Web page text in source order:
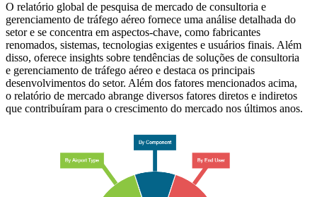
O relatório global de pesquisa de mercado de consultoria e
gerenciamento de tráfego aéreo fornece uma análise detalhada do
setor e se concentra em aspectos-chave, como fabricantes
renomados, sistemas, tecnologias exigentes e usuários finais. Além
disso, oferece insights sobre tendências de soluções de consultoria
e gerenciamento de tráfego aéreo e destaca os principais
desenvolvimentos do setor. Além dos fatores mencionados acima,
o relatório de mercado abrange diversos fatores diretos e indiretos
que contribuíram para o crescimento do mercado nos últimos anos.